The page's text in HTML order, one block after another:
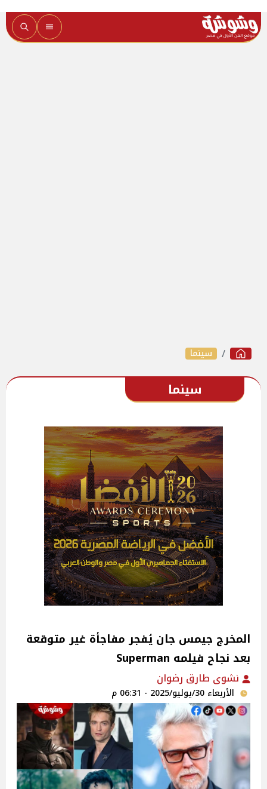
سينما
سينما
المخرج جيمس جان يُفجر مفاجأة غير متوقعة
بعد نجاح فيلمه Superman
نشوى طارق رضوان
الأربعاء 30/يوليو/2025 - 06:31 م